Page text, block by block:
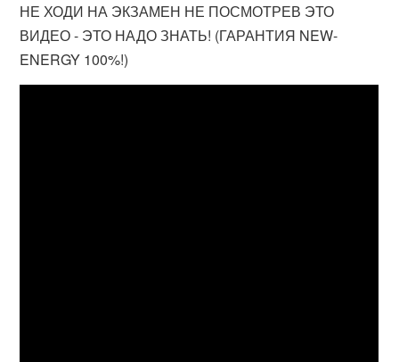
НЕ ХОДИ НА ЭКЗАМЕН НЕ ПОСМОТРЕВ ЭТО
ВИДЕО - ЭТО НАДО ЗНАТЬ! (ГАРАНТИЯ NEW-
ENERGY 100%!)